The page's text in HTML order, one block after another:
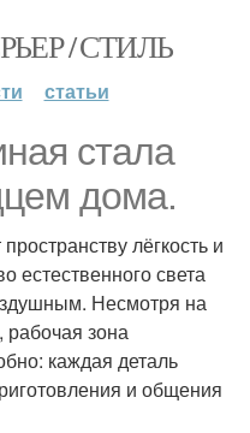
/ СТИЛЬ
статьи
стала
дома.
лёгкость и
естественного света
Несмотря на
зона
каждая деталь
и общения